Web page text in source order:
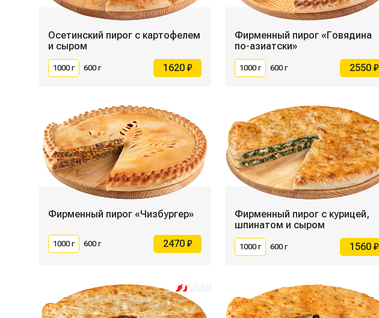
Осетинский пирог с картофелем
и сыром
1000 г 600 г 1620 ₽
Фирменный пирог «Говядина
по-азиатски»
1000 г 600 г 2550 ₽
Фирменный пирог «Чизбургер»
1000 г 600 г 2470 ₽
Фирменный пирог с курицей,
шпинатом и сыром
1000 г 600 г 1560 ₽